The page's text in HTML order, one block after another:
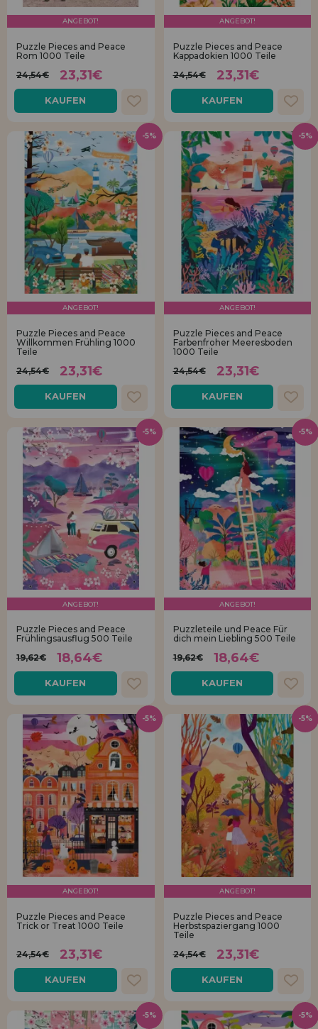
ANGEBOT!
Puzzle Pieces and Peace
Rom 1000 Teile
24,54€
23,31€
KAUFEN
ANGEBOT!
Puzzle Pieces and Peace
Kappadokien 1000 Teile
24,54€
23,31€
KAUFEN
ANGEBOT!
Puzzle Pieces and Peace
Willkommen Frühling 1000
Teile
24,54€
23,31€
KAUFEN
-5%
ANGEBOT!
Puzzle Pieces and Peace
Farbenfroher Meeresboden
1000 Teile
24,54€
23,31€
KAUFEN
-5%
ANGEBOT!
Puzzle Pieces and Peace
Frühlingsausflug 500 Teile
19,62€
18,64€
KAUFEN
-5%
ANGEBOT!
Puzzleteile und Peace Für
dich mein Liebling 500 Teile
19,62€
18,64€
KAUFEN
-5%
ANGEBOT!
Puzzle Pieces and Peace
Trick or Treat 1000 Teile
24,54€ 23,31€
KAUFEN
-5%
ANGEBOT!
Puzzle Pieces and Peace
Herbstspaziergang 1000
Teile
24,54€
23,31€
KAUFEN
-5%
-5% -5%